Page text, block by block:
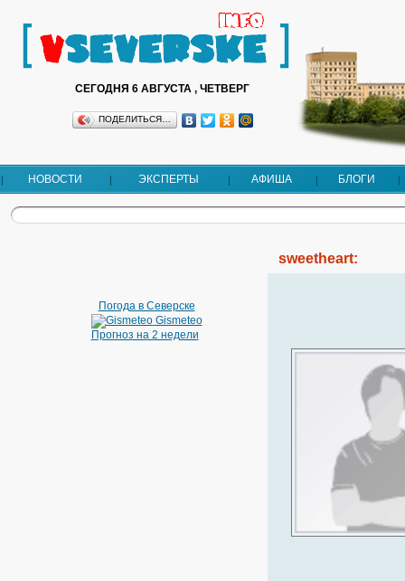
СЕГОДНЯ 6 АВГУСТА , ЧЕТВЕРГ
ПОДЕЛИТЬСЯ…
НОВОСТИ ЭКСПЕРТЫ АФИША БЛОГИ
Погода в Северске
Gismeteo
Прогноз на 2 недели
sweetheart: